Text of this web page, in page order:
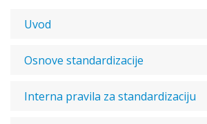
Uvod
Osnove standardizacije
Interna pravila za standardizaciju